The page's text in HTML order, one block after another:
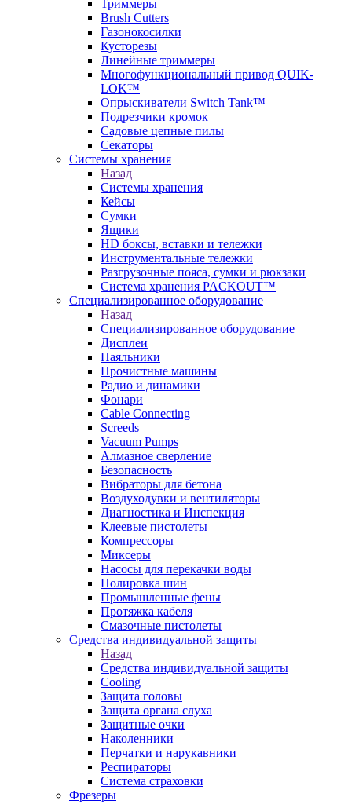
Триммеры
Brush Cutters
Газонокосилки
Кусторезы
Линейные триммеры
Многофункциональный привод QUIK-
LOK™
Опрыскиватели Switch Tank™
Подрезчики кромок
Садовые цепные пилы
Секаторы
Системы хранения
Назад
Системы хранения
Кейсы
Сумки
Ящики
HD боксы, вставки и тележки
Инструментальные тележки
Разгрузочные пояса, сумки и рюкзаки
Система хранения PACKOUT™
Специализированное оборудование
Назад
Специализированное оборудование
Дисплеи
Паяльники
Прочистные машины
Радио и динамики
Фонари
Cable Connecting
Screeds
Vacuum Pumps
Алмазное сверление
Безопасность
Вибраторы для бетона
Воздуходувки и вентиляторы
Диагностика и Инспекция
Клеевые пистолеты
Компрессоры
Миксеры
Насосы для перекачки воды
Полировка шин
Промышленные фены
Протяжка кабеля
Смазочные пистолеты
Средства индивидуальной защиты
Назад
Средства индивидуальной защиты
Cooling
Защита головы
Защита органа слуха
Защитные очки
Наколенники
Перчатки и нарукавники
Респираторы
Система страховки
Фрезеры